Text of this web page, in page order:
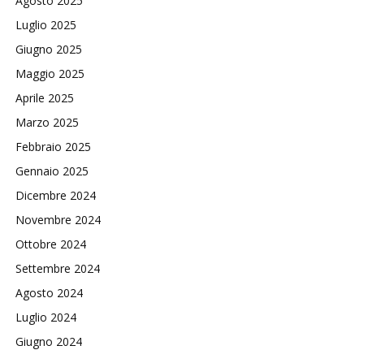
Luglio 2025
Giugno 2025
Maggio 2025
Aprile 2025
Marzo 2025
Febbraio 2025
Gennaio 2025
Dicembre 2024
Novembre 2024
Ottobre 2024
Settembre 2024
Agosto 2024
Luglio 2024
Giugno 2024